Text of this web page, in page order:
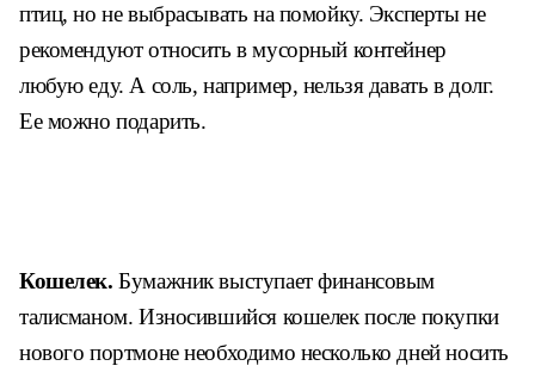
птиц, но не выбрасывать на помойку. Эксперты не
рекомендуют относить в мусорный контейнер
любую еду. А соль, например, нельзя давать в долг.
Ее можно подарить.
Кошелек. Бумажник выступает финансовым
талисманом. Износившийся кошелек после покупки
нового портмоне необходимо несколько дней носить